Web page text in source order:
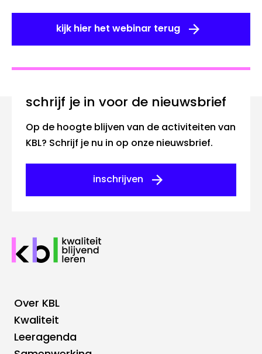
kijk hier het webinar terug
Schrijf je in voor de nieuwsbrief
Op de hoogte blijven van de activiteiten van
KBL? Schrijf je nu in op onze nieuwsbrief.
inschrijven
Footer
Hoofdnavigatie
Over KBL
Kwaliteit
Leeragenda